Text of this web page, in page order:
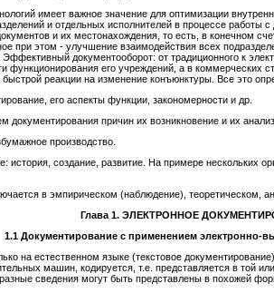
имеет важное значение для оптимизации
и отдельных исполнителей в процессе работы
и их местонахождения, то есть, в конечном
при этом - улучшение взаимодействия всех
документооборот: от традиционного к
функционирования его учреждений, а в коммерческих
реакции на изменение конъюнктуры. Все это
его аспекты функции, закономерности и др.
причин их возникновение и их анализ.
производство.
история, создание, развитие. На примере нескольких
в эмпирическом (наблюдение), теоретическом,
Глава 1. ЭЛЕКТРОННОЕ
1.1 Документирование с применением электронно-
на естественном языке (текстовое
машин, кодируется, т.е. представляется в той
сведения могут быть представлены в похожей